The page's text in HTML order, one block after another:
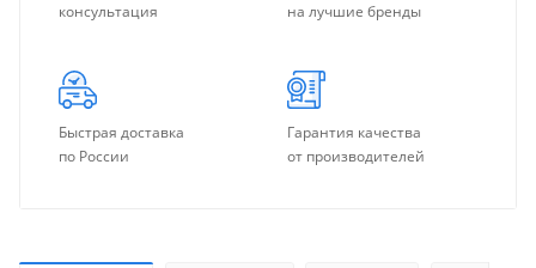
консультация
на лучшие бренды
Быстрая доставка
по России
Гарантия качества
от производителей